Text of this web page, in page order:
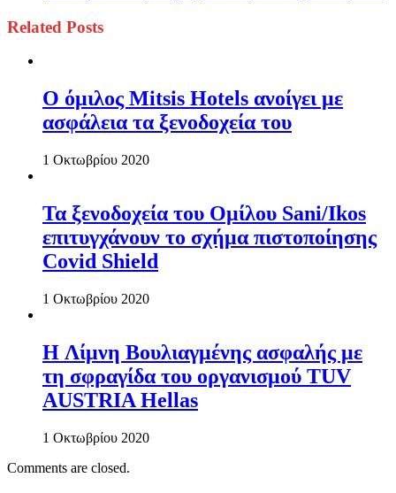
Related Posts
Ο όμιλος Mitsis Hotels ανοίγει με
ασφάλεια τα ξενοδοχεία του
1 Οκτωβρίου 2020
Τα ξενοδοχεία του Ομίλου Sani/Ikos
επιτυγχάνουν το σχήμα πιστοποίησης
Covid Shield
1 Οκτωβρίου 2020
H Λίμνη Βουλιαγμένης ασφαλής με
τη σφραγίδα του οργανισμού TUV
AUSTRIA Hellas
1 Οκτωβρίου 2020
Comments are closed.